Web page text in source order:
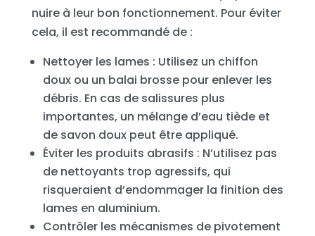
nuire à leur bon fonctionnement. Pour éviter
cela, il est recommandé de :
Nettoyer les lames : Utilisez un chiffon
doux ou un balai brosse pour enlever les
débris. En cas de salissures plus
importantes, un mélange d’eau tiède et
de savon doux peut être appliqué.
Éviter les produits abrasifs : N’utilisez pas
de nettoyants trop agressifs, qui
risqueraient d’endommager la finition des
lames en aluminium.
Contrôler les mécanismes de pivotement